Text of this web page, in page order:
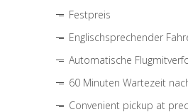
Festpreis
Englischsprechender
Automatische
60 Minuten Wartezeit
Convenient pickup at